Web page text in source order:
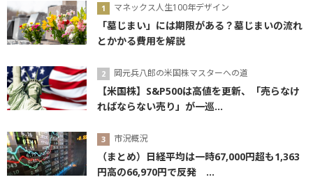
マネックス人生100年デザイン
「墓じまい」には期限がある？墓じまいの流れ
とかかる費用を解説
岡元兵八郎の米国株マスターへの道
【米国株】S&P500は高値を更新、「売らなけ
ればならない売り」が一巡...
市況概況
（まとめ）日経平均は一時67,000円超も1,363
円高の66,970円で反発 ...